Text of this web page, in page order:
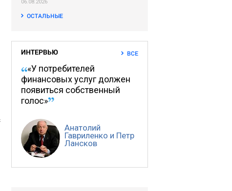
06.08.2026
ОСТАЛЬНЫЕ
ИНТЕРВЬЮ ВСЕ
«У потребителей
финансовых услуг должен
появиться собственный
голос»
Анатолий
Гавриленко и Петр
Лансков